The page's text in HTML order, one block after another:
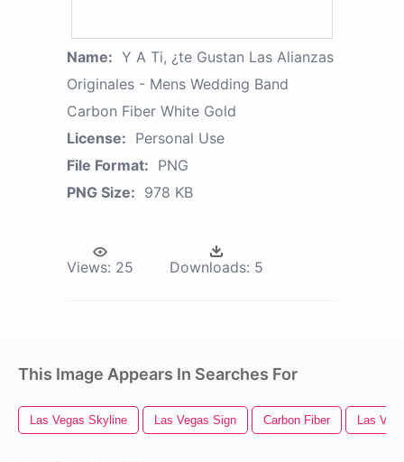
Name: Y A Ti, ¿te Gustan Las Alianzas
Originales - Mens Wedding Band
Carbon Fiber White Gold
License: Personal Use
File Format: PNG
PNG Size: 978 KB
Views: 25 Downloads: 5
This Image Appears In Searches For
Las Vegas Skyline Las Vegas Sign Carbon Fiber Las